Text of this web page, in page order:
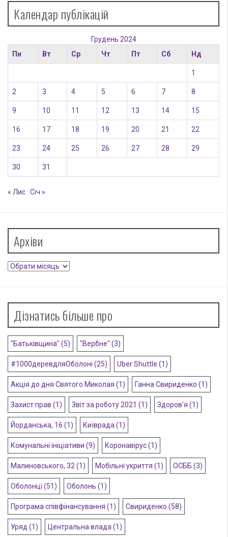
Календар публікацій
Грудень 2024
Пн
Вт Ср Чт Пт Сб Нд
1
2 3 4 5 6 7 8
9 10 11 12 13 14 15
16 17 18 19 20 21 22
23 24 25 26 27 28 29
30 31
« Лис Січ »
Архіви
Архіви
Дізнатись більше про
"Батьківщина" (5) "Вербне" (3)
#1000деревдляОболоні (25) Uber Shuttle (1)
Акція до дня Святого Миколая (1) Ганна Свириденко (1)
Захист прав (1) Звіт за роботу 2021 (1) Здоров'я (1)
Йорданська, 16 (1) Київрада(1)
Комунальні ініціативи (9) Коронавірус(1)
Малиновського, 32(1) Мобільні укриття (1) ОСББ (3)
Оболонці (51) Оболонь (1)
Програма співфінансування (1) Свириденко (58)
Уряд (1) Центральна влада(1)